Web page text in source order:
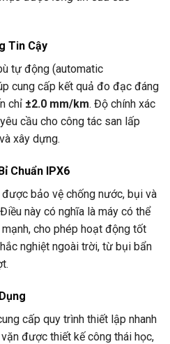
Tin Cậy
tự động (automatic
cung cấp kết quả đo đạc đáng
chỉ ±2.0 mm/km. Độ chính xác
cầu cho công tác san lấp
xây dựng.
Chuẩn IPX6
bảo vệ chống nước, bụi và
này có nghĩa là máy có thể
cho phép hoạt động tốt
nghiệt ngoài trời, từ bụi bẩn
cấp quy trình thiết lập nhanh
được thiết kế công thái học,